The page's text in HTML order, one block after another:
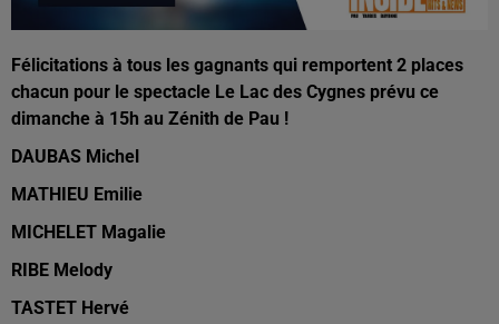
Félicitations à tous les gagnants qui remportent 2 places
chacun pour le spectacle Le Lac des Cygnes prévu ce
dimanche à 15h au Zénith de Pau !
DAUBAS Michel
MATHIEU Emilie
MICHELET Magalie
RIBE Melody
TASTET Hervé